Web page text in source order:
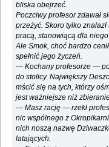
bliska obejrzeć.
Poczciwy profesor zdawał
przeżyć. Skoro tylko
pracą, stanowiącą dla
Ale Smok, choć bardzo
spełnić jego życzeń.
— Kochany profesorze —
do stolicy. Największy
mścić się na tych, którzy
jest ważniejsze niż
— Masz rację — rzekł
nic wspólnego z
nich noszą nazwę
latających.